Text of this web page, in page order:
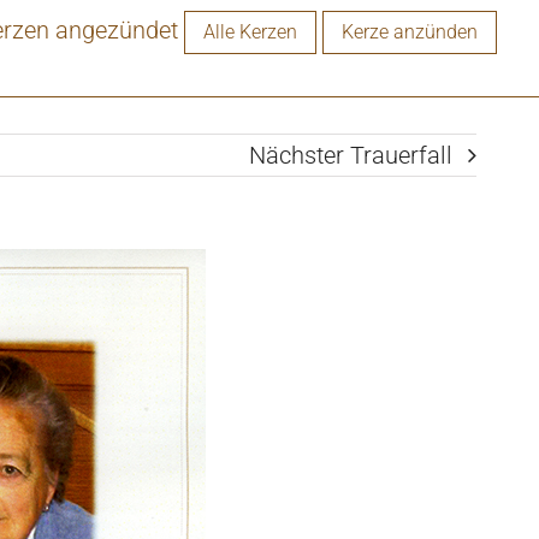
angezündet Alle Kerzen Kerze anzünden
Nächster Trauerfall